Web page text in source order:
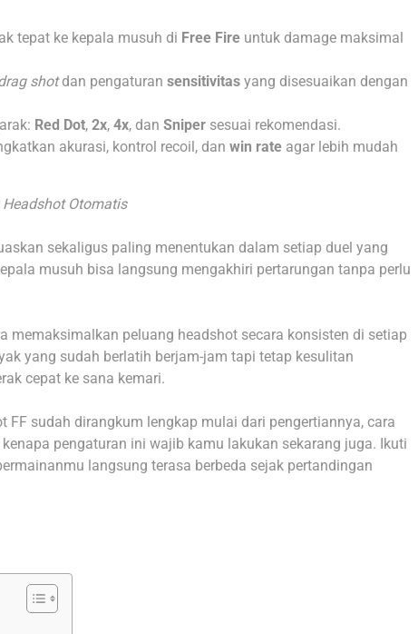
tepat ke kepala musuh di Free Fire untuk damage maksimal
shotdan pengaturan sensitivitas yang disesuaikan dengan
Red Dot, 2x, 4x, dan Sniper sesuai rekomendasi.
akurasi, kontrol recoil, dan win rate agar lebih mudah
Otomatis
sekaligus paling menentukan dalam setiap duel yang
musuh bisa langsung mengakhiri pertarungan tanpa perlu
memaksimalkan peluang headshot secara konsisten di setiap
yang sudah berlatih berjam-jam tapi tetap kesulitan
cepat ke sana kemari.
FF sudah dirangkum lengkap mulai dari pengertiannya, cara
pengaturan ini wajib kamu lakukan sekarang juga. Ikuti
langsung terasa berbeda sejak pertandingan